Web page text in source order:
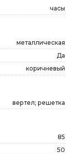
часы
металлическая
Да
коричневый
вертел; решетка
85
50